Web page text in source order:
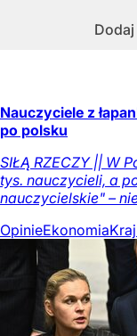
Nauczyciele z
po polsku
SIŁĄ RZECZY || W
tys. nauczycieli, a
nauczycielskie" –
OpinieEkonomiaKraj